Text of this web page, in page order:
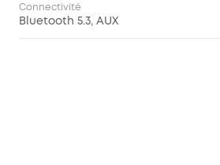
Connectivité
Bluetooth 5.3, AUX